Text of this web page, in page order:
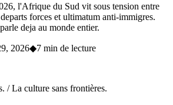
l'Afrique du Sud vit sous tension entre
forces et ultimatum anti-immigres.
deja au monde entier.
2026◆7 min de lecture
/ La culture sans frontières.